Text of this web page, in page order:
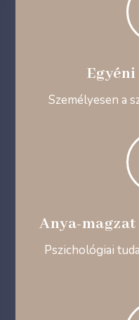
Személyesen a
Anya-
Pszichológiai